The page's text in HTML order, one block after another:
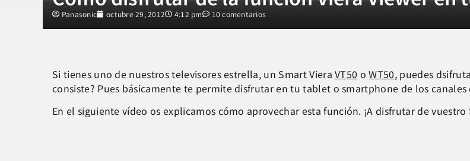
Panasonic octubre 29, 2012 4:12 pm 10 comentarios
Si tienes uno de nuestros televisores estrella, un Smart VieraVT50 oWT50, puedes
consiste? Pues básicamente te permite disfrutar en tu tablet o smartphone de los canales
En el siguiente vídeo os explicamos cómo aprovechar esta función. ¡A disfrutar de vuestro